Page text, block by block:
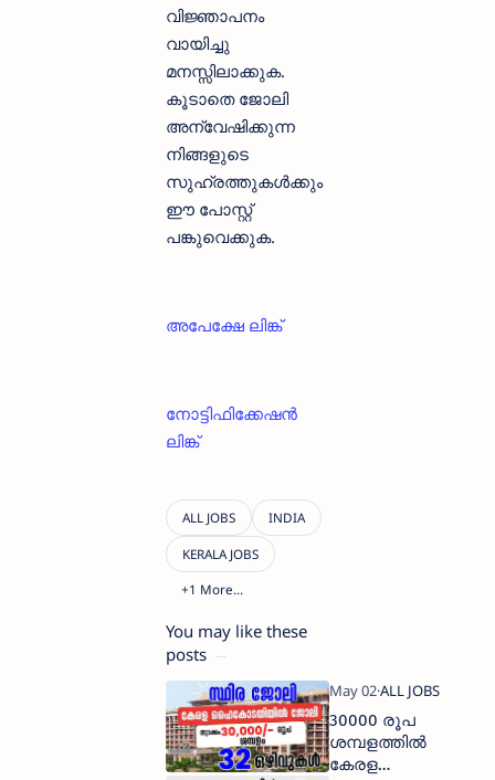
വിജ്ഞാപനം
വായിച്ചു
മനസ്സിലാക്കുക.
കൂടാതെ ജോലി
അന്വേഷിക്കുന്ന
നിങ്ങളുടെ
സുഹ്രത്തുകള്‍ക്കും
ഈ പോസ്റ്റ്
പങ്കുവെക്കുക.
അപേക്ഷേ ലിങ്ക്
നോട്ടിഫിക്കേഷൻ
ലിങ്ക്
You may like these
posts
30000 രൂപ
ശമ്പളത്തിൽ
കേരള